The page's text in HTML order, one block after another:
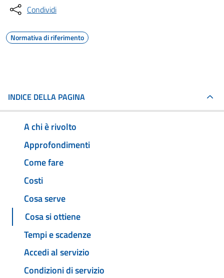
Condividi
Normativa di riferimento
INDICE DELLA PAGINA
A chi è rivolto
Approfondimenti
Come fare
Costi
Cosa serve
Cosa si ottiene
Tempi e scadenze
Accedi al servizio
Condizioni di servizio